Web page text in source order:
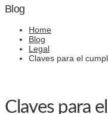
Blog
Home
Blog
Legal
Claves para el
Claves para